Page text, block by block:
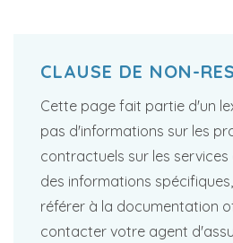
CLAUSE DE NON-
Cette page fait partie d'un
pas d'informations sur les
contractuels sur les
des informations
référer à la documentation
contacter votre agent